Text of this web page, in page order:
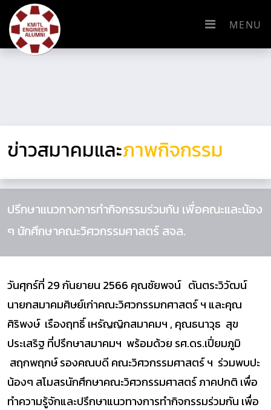
MENU
ข่าวสมาคมและภาพกิจกรรม
ปรึกษาแนวทางการทำกิจกรรมร่วมกัน เพื่อคณะและน้อง
ๆ นักศึกษาคณะวิศวกรรมศาสตร์ สจล.
วันศุกร์ที่ 29 กันยายน 2566 คุณชัยพจน์ ตันตระวิวัฒน์
นายกสมาคมศิษย์เก่าคณะวิศวกรรมกศาสตร์ ฯ และคุณ
ศิริพงษ์ เรืองฤทธิ์ เหรัญญิกสมาคมฯ , คุณธนาวุธ สุข
ประเสริฐ ที่ปรึกษาสมาคมฯ พร้อมด้วย รศ.ดร.เปี่ยมภูมิ
สฤกพฤกษ์ รองคณบดี คณะวิศวกรรมศาสตร์ ฯ ร่วมพบปะ
น้องๆ สโมสรนักศึกษาคณะวิศวกรรมศาสตร์ ภาคปกติ เพื่อ
ทำความรู้จักและปรึกษาแนวทางการทำกิจกรรมร่วมกัน เพื่อ